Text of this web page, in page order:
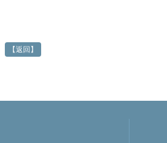
【返回】